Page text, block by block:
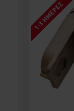
1-3 ΗΜΈΡΕΣ